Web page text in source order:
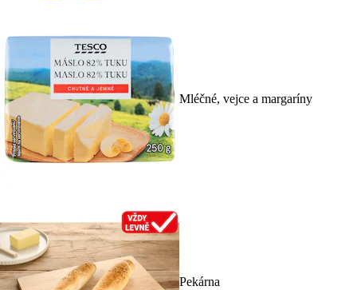
Mléčné, vejce a margaríny
Pekárna